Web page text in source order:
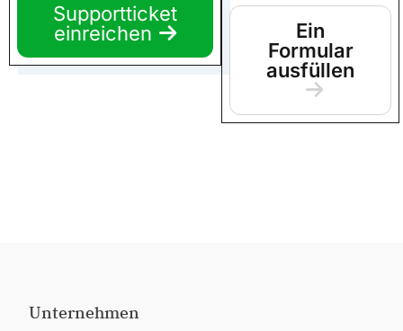
Supportticket
einreichen
Ein
Formular
ausfüllen
Unternehmen